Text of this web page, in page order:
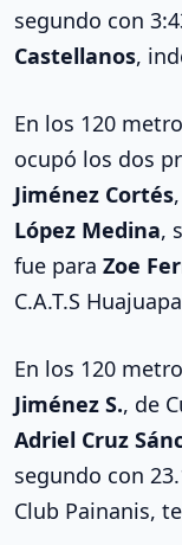
segundo con
Castellanos,
En los 120
ocupó los dos
Jiménez Cortés
López Medina,
fue para Zoe
C.A.T.S
En los 120
Jiménez S., de
Adriel Cruz
segundo con
Club Painanis,